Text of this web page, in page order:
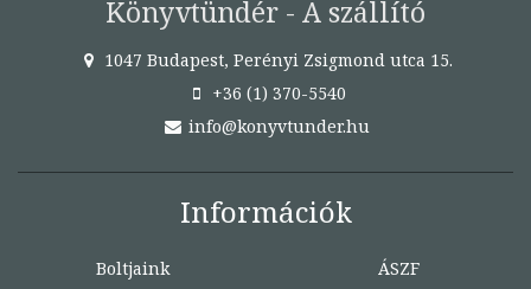
Könyvtündér - A szállító
1047 Budapest, Perényi Zsigmond utca 15.
+36 (1) 370-5540
info@konyvtunder.hu
Információk
Boltjaink
ÁSZF